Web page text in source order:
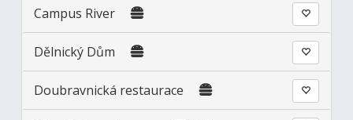
Campus River
Dělnický Dům
Doubravnická restaurace